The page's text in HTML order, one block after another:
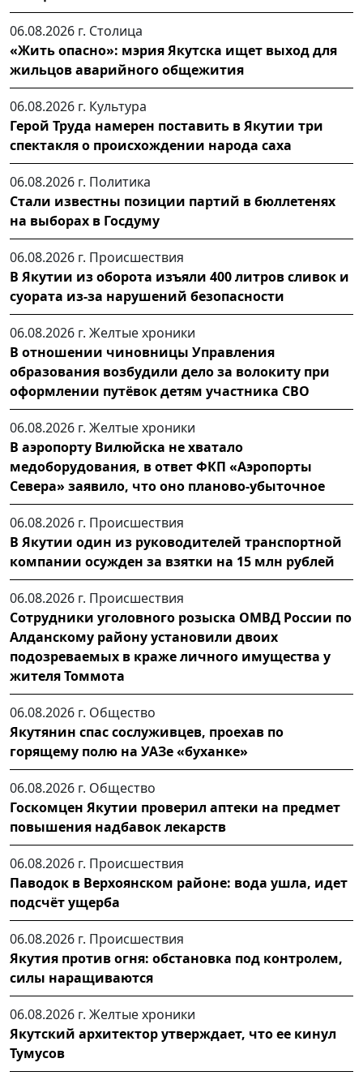
06.08.2026 г. Столица
«Жить опасно»: мэрия Якутска ищет выход для
жильцов аварийного общежития
06.08.2026 г. Культура
Герой Труда намерен поставить в Якутии три
спектакля о происхождении народа саха
06.08.2026 г. Политика
Стали известны позиции партий в бюллетенях
на выборах в Госдуму
06.08.2026 г. Происшествия
В Якутии из оборота изъяли 400 литров сливок и
суората из-за нарушений безопасности
06.08.2026 г. Желтые хроники
В отношении чиновницы Управления
образования возбудили дело за волокиту при
оформлении путёвок детям участника СВО
06.08.2026 г. Желтые хроники
В аэропорту Вилюйска не хватало
медоборудования, в ответ ФКП «Аэропорты
Севера» заявило, что оно планово-убыточное
06.08.2026 г. Происшествия
В Якутии один из руководителей транспортной
компании осужден за взятки на 15 млн рублей
06.08.2026 г. Происшествия
Сотрудники уголовного розыска ОМВД России по
Алданскому району установили двоих
подозреваемых в краже личного имущества у
жителя Томмота
06.08.2026 г. Общество
Якутянин спас сослуживцев, проехав по
горящему полю на УАЗе «буханке»
06.08.2026 г. Общество
Госкомцен Якутии проверил аптеки на предмет
повышения надбавок лекарств
06.08.2026 г. Происшествия
Паводок в Верхоянском районе: вода ушла, идет
подсчёт ущерба
06.08.2026 г. Происшествия
Якутия против огня: обстановка под контролем,
силы наращиваются
06.08.2026 г. Желтые хроники
Якутский архитектор утверждает, что ее кинул
Тумусов